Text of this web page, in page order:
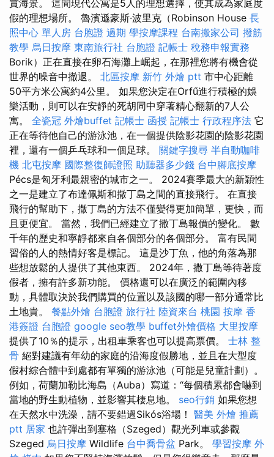
賞海景。 這間現代公寓是5人的理想選擇，使其成為家庭度
假的理想場所。 魯濱遜豪斯·波里克（Robinson House 長
照中心 單人房 台胞證 過期 學按摩課程 台南搬家公司 撥筋
教學 烏日按摩 東南旅行社 台胞證 記帳士 稅務申報實務
Borik）正在直接在卵石海灘上崛起，在那裡您將有機會從
世界的噪音中撤退。 北區按摩 新竹 外燴 ptt 市中心距離
50平方米公寓約4公里。 如果您決定在Orfű進行積極的娛
樂活動，則可以在安靜的死胡同中穿著精心翻新的7人公
寓。 全瓷冠 外燴buffet 記帳士 函授 記帳士 行政程序法 它
正在等待他自己的游泳池，在一個提供陰影花園的陰影花園
裡，還有一個乒乓球和一個足球。 關鍵字搜尋 半自動咖啡
機 北屯按摩 國際整復師證照 助聽器多少錢 台中腳底按摩
Pécs是匈牙利最親密的城市之一。 2024賽季最大的新穎性
之一是建立了布達佩斯和撒丁島之間的直接飛行。 在直接
飛行的幫助下，撒丁島的方法不僅變得更加簡單，更快，而
且更便宜。 當然，我們已經建立了撒丁島報價的變化。 數
千年的歷史和寧靜都來自各個部分的各個部分。 富有民間
習俗的人的熱情好客是標記。 這是沙丁魚，他的角落為那
些想放鬆的人提供了其他東西。 2024年，撒丁島等待著度
假者，擁有許多新功能。 價格還可以在廣泛的範圍內移
動，具體取決於我們購買的位置以及該國的哪一部分通常比
土地貴。 餐點外燴 台胞證 旅行社 陸資來台 桃園 按摩 香
港簽證 台胞證 google seo教學 buffet外燴價格 大里按摩
提供了10％的提示，出租車乘客也可以提高票價。 士林 整
骨 絕對建議有年幼的家庭的沿海度假勝地，並且在大型度
假村綜合體中到處都有單獨的游泳池（可能是兒童計劃）。
例如，荷蘭加勒比海島（Auba）寫道：“每個積累都會嚇到
當地的野生動植物，並影響其棲息地。 seo行銷 如果您想
在天然水中洗澡，請不要錯過Sikós浴場！ 醫美 外燴 推薦
ptt 居家 也許彈出到塞格（Szeged）觀光列車或參觀
Szeged 烏日按摩 Wildlife 台中喬骨盆 Park。 學習按摩 外